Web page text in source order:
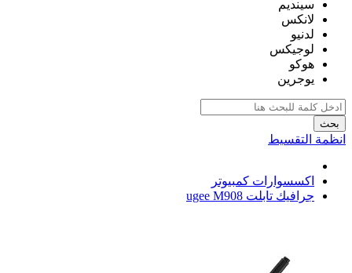
سينديم
لانكس
لدنيو
لوجيكس
هوكو
يوجرين
بحث
انظمة التقسيط
اكسسوارات كمبيوتر
جرافيك تابلت ugee M908